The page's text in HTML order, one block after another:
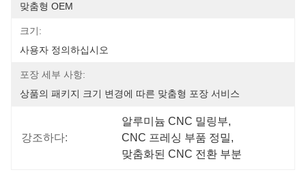
맞춤형 OEM
크기:
사용자 정의하십시오
포장 세부 사항:
상품의 패키지 크기 변경에 따른 맞춤형 포장 서비스
강조하다:
알루미늄 CNC 밀링부,
CNC 프레싱 부품 정밀,
맞춤화된 CNC 전환 부분